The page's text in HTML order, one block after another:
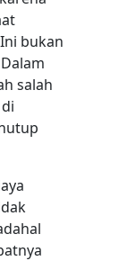
bukan
salah